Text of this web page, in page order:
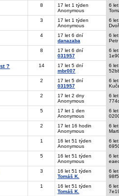
8
17 let 1 týden
Anonymous
6
3
17 let 1 týden
Anonymous
6
4
17 let 6 dní
danazaba
6
Petr
8
17 let 6 dní
031957
6
? 14
17 let 5 dní
mbr007
6
2
17 let 5 dní
031957
6
2
17 let 2 dny
Anonymous
6
5
17 let 1 den
Anonymous
6
2
17 let 16 hodin
Anonymous
6
1
16 let 51 týden
Anonymous
6
5
16 let 51 týden
Anonymous
6
3
16 let 51 týden
Tomáš K.
6
1
16 let 51 týden
Tomáš K.
6